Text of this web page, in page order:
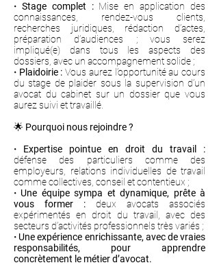
• Stage complet :Mise en application des
connaissances, rendez-vous clients,
recherches juridiques, rédaction d’actes,
préparation d’audiences ; vous serez
impliqué(e) dans tous les aspects des
dossiers, avec un accompagnement solide ;
• Plaidoirie : Vous aurez l’opportunité au cours
du stage de plaider sous la supervision d’un
avocat du cabinet sur un dossier que vous
aurez suivi et travaillé.
🌟 Pourquoi nous rejoindre ?
• ⁠ Expertise pointue en droit du travail :
défense des particuliers comme des
employeurs, relations individuelles de travail
comme collectives, conseil et contentieux ;
• ⁠ Une équipe sympa et dynamique, prête à
vous former : deux avocats associés
expérimentés en droit du travail, avec des
secteurs d’activités professionnels très variés ;
• Une expérience enrichissante, avec de vraies
responsabilités, pour apprendre
concrètement le métier d’avocat.